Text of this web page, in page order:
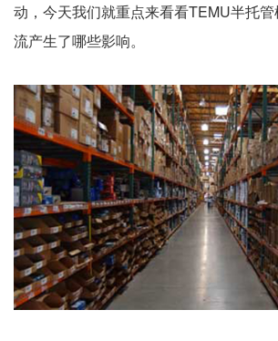
动，今天我们就重点来看看TEMU半托
流产生了哪些影响。